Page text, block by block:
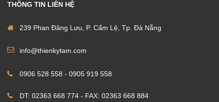
THÔNG TIN LIÊN HỆ
239 Phan Đăng Lưu, P. Cẩm Lệ, Tp. Đà Nẵng
info@thienkytam.com
0906 528 558 - 0905 919 558
DT: 02363 668 774 - FAX: 02363 668 884